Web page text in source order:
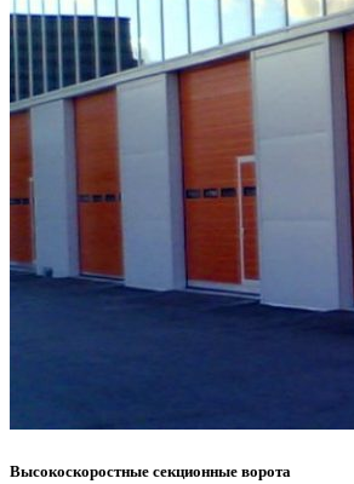
Высокоскоростные секционные ворота